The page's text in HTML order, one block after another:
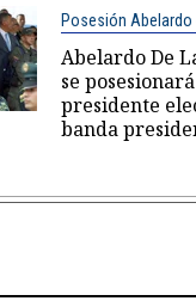
Posesión Abelardo
Abelardo De
se
presidente
banda